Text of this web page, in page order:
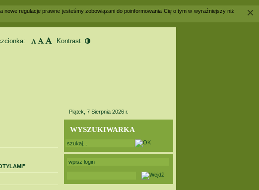
regulacje prawne jesteśmy zobowiązani do poinformowania Cię o tym w wyraźniejszy niż
×
Piątek, 7 Sierpnia 2026 r.
WYSZUKIWARKA